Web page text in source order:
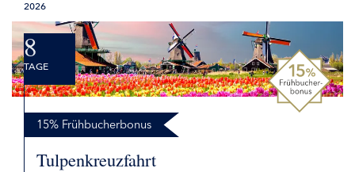
2026
8
TAGE
15% Frühbucherbonus
Tulpenkreuzfahrt